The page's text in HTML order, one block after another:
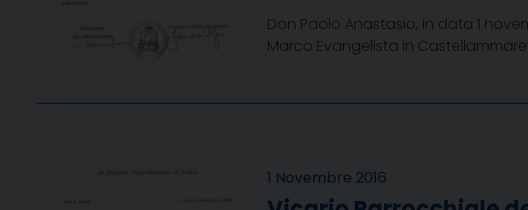
Don Paolo Anastasio, in data 1
Marco Evangelista in
1 Novembre 2016